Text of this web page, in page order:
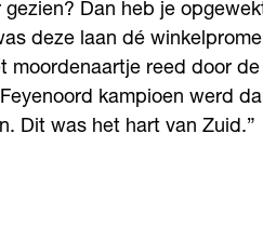
Dan heb je
deze laan dé
moordenaartje reed door
kampioen werd
Dit was het hart van Zuid.”